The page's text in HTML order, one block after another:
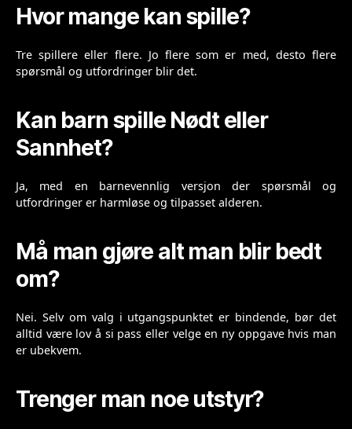
Hvor mange kan spille?
Tre spillere eller flere. Jo flere som er med, desto flere
spørsmål og utfordringer blir det.
Kan barn spille Nødt eller
Sannhet?
Ja, med en barnevennlig versjon der spørsmål og
utfordringer er harmløse og tilpasset alderen.
Må man gjøre alt man blir bedt
om?
Nei. Selv om valg i utgangspunktet er bindende, bør det
alltid være lov å si pass eller velge en ny oppgave hvis man
er ubekvem.
Trenger man noe utstyr?